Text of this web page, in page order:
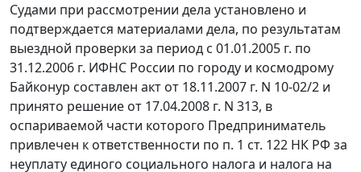
Судами при рассмотрении дела установлено и
подтверждается материалами дела, по результатам
выездной проверки за период с 01.01.2005 г. по
31.12.2006 г. ИФНС России по городу и космодрому
Байконур составлен акт от 18.11.2007 г. N 10-02/2 и
принято решение от 17.04.2008 г. N 313, в
оспариваемой части которого Предприниматель
привлечен к ответственности по п. 1 ст. 122 НК РФ за
неуплату единого социального налога и налога на